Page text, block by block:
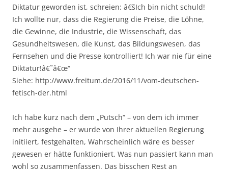
Diktatur geworden ist, schreien: â€šIch bin nicht schuld!
Ich wollte nur, dass die Regierung die Preise, die Löhne,
die Gewinne, die Industrie, die Wissenschaft, das
Gesundheitswesen, die Kunst, das Bildungswesen, das
Fernsehen und die Presse kontrolliert! Ich war nie für eine
Diktatur!â€˜â€œ“
Siehe: http://www.freitum.de/2016/11/vom-deutschen-
fetisch-der.html
Ich habe kurz nach dem „Putsch“ – von dem ich immer
mehr ausgehe – er wurde von Ihrer aktuellen Regierung
initiiert, festgehalten, Wahrscheinlich wäre es besser
gewesen er hätte funktioniert. Was nun passiert kann man
wohl so zusammenfassen. Das bisschen Rest an